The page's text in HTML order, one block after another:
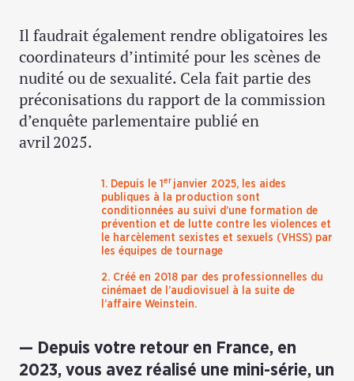
1. Depuis le 1 er janvier 2025, les aides
publiques à la production sont
conditionnées au suivi d’une formation de
prévention et de lutte contre les violences et
le harcèlement sexistes et sexuels (VHSS) par
les équipes de tournage
2. Créé en 2018 par des professionnelles du
cinémaet de l’audiovisuel à la suite de
l’affaire Weinstein.
Il faudrait également rendre obligatoires les
coordinateurs d’intimité pour les scènes de
nudité ou de sexualité. Cela fait partie des
préconisations du rapport de la commission
d’enquête parlementaire publié en
avril 2025.
Depuis votre retour en France, en
2023, vous avez réalisé une mini-série, un